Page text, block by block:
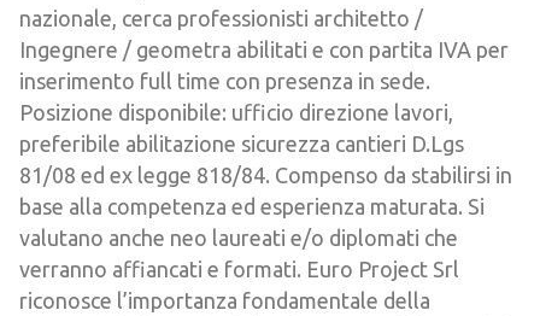
nazionale, cerca professionisti architetto /
Ingegnere / geometra abilitati e con partita IVA per
inserimento full time con presenza in sede.
Posizione disponibile: ufficio direzione lavori,
preferibile abilitazione sicurezza cantieri D.Lgs
81/08 ed ex legge 818/84. Compenso da stabilirsi in
base alla competenza ed esperienza maturata. Si
valutano anche neo laureati e/o diplomati che
verranno affiancati e formati. Euro Project Srl
riconosce l’importanza fondamentale della